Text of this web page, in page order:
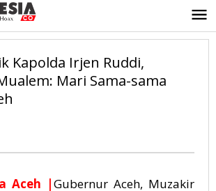
Kapolda Irjen Ruddi,
Mari Sama-sama
Aceh |Gubernur Aceh, Muzakir